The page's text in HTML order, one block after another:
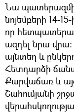
Նա
նոյեմբերի 14-
որ
ազդել նրա
այնտեղ և
Հետդարձի
Քարվաճառ և
Շահումյանի